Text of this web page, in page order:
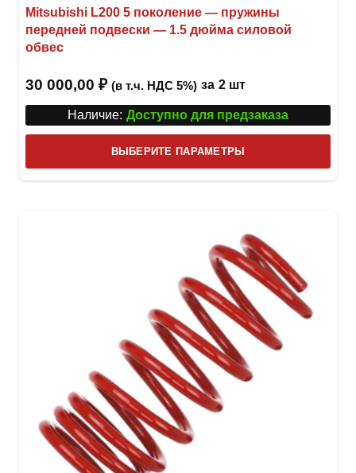
Mitsubishi L200 5 поколение — пружины
передней подвески — 1.5 дюйма силовой
обвес
30 000,00 ₽ (в т.ч. НДС 5%) за 2 шт
Наличие: Доступно для предзаказа
ВЫБЕРИТЕ ПАРАМЕТРЫ
товар